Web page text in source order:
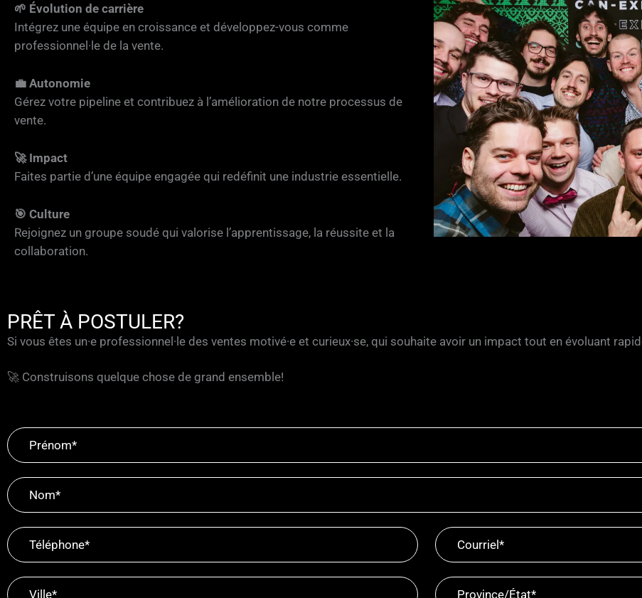
🌱 Évolution de carrière
Intégrez une équipe en croissance et développez-vous comme
professionnel·le de la vente.
💼 Autonomie
Gérez votre pipeline et contribuez à l’amélioration de notre processus de
vente.
🚀 Impact
Faites partie d’une équipe engagée qui redéfinit une industrie essentielle.
🎯 Culture
Rejoignez un groupe soudé qui valorise l’apprentissage, la réussite et la
collaboration.
PRÊT À POSTULER?
Si vous êtes un·e professionnel·le des ventes motivé·e et curieux·se, qui souhaite avoir un impact tout en évoluant
🚀 Construisons quelque chose de grand ensemble!
Carrières
-
FR